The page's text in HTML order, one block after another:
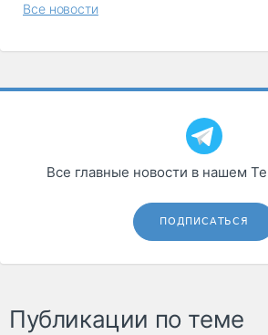
Все новости
Все главные новости в нашем
ПОДПИСАТЬСЯ
Публикации по теме